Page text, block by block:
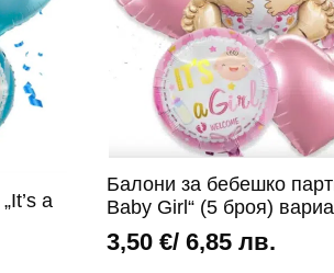
a
Балони за бебешко
Baby Girl“ (5 броя)
3,50 €/ 6,85 лв.